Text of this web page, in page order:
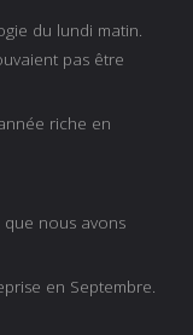
du lundi matin.
pas être
riche en
nous avons
en Septembre.